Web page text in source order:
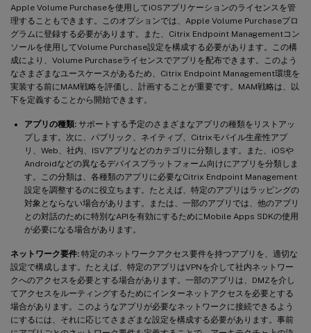
Apple Volume Purchaseを使用してiOSアプリケーションのライセンスを管
理することもできます。このオプションでは、Apple Volume Purchaseプロ
グラムに登録する必要があります。また、Citrix Endpoint Managementコン
ソールを使用してVolume Purchase設定を構成する必要があります。この構
成により、Volume Purchaseライセンスでアプリを配布できます。このよう
なさまざまなユースケースがあるため、Citrix Endpoint Management環境を
実装する前にMAM戦略を評価し、計画することが重要です。MAM戦略は、以
下を定義することから開始できます。
アプリの種類: サポートする予定のさまざまなアプリの種類をリストアッ
プします。次に、パブリック、ネイティブ、Citrixモバイル生産性アプ
リ、Web、社内、ISVアプリなどのカテゴリに分類します。また、iOSや
Androidなどの異なるデバイスプラットフォーム向けにアプリを分類しま
す。この分類は、各種類のアプリに必要なCitrix Endpoint Management
設定を調整するのに役立ちます。たとえば、特定のアプリはラッピングの
対象とならない場合があります。または、一部のアプリでは、他のアプリ
との対話のために特別なAPIを有効にするためにMobile Apps SDKの使用
が必要になる場合があります。
ネットワーク要件: 特定のネットワークアクセス要件を持つアプリを、適切な
設定で構成します。たとえば、特定のアプリはVPNを介して社内ネットワー
クへのアクセスを必要とする場合があります。一部のアプリは、DMZを介し
てアクセスをルーティングするためにインターネットアクセスを必要とする
場合があります。このようなアプリが必要なネットワークに接続できるよう
にするには、それに応じてさまざまな設定を構成する必要があります。事前